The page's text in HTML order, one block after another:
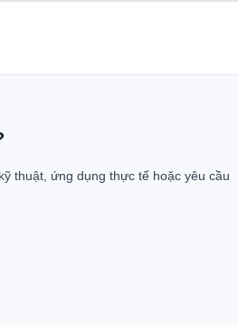
thuật, ứng dụng thực tế hoặc yêu cầu